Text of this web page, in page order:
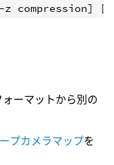
-z compression] [
ーマットから別の
プカメラマップを